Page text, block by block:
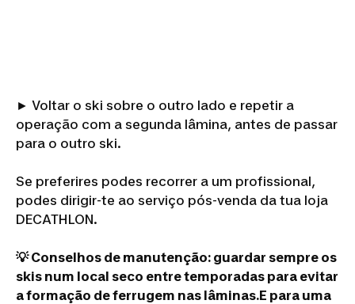
► Voltar o ski sobre o outro lado e repetir a
operação com a segunda lâmina, antes de passar
para o outro ski.
Se preferires podes recorrer a um profissional,
podes dirigir-te ao serviço pós-venda da tua loja
DECATHLON.
💡Conselhos de manutenção: guardar sempre os
skis num local seco entre temporadas para evitar
a formação de ferrugem nas lâminas.E para uma